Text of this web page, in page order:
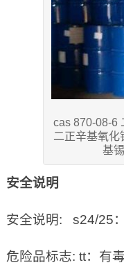
cas 870-08-6
二正辛基氧化
基
安全说明
安全说明: s24/25
危险品标志: tt：有